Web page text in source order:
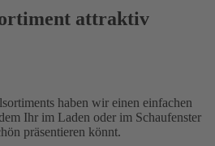
attraktiv
haben wir einen einfachen
Ihr im Laden oder im Schaufenster
präsentieren könnt.